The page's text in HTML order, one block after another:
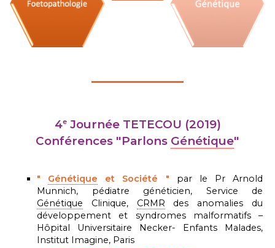
4eJournée TETECOU (2019)
Conférences "Parlons Génétique"
" Génétique et Société " par le Pr Arnold
Munnich, pédiatre généticien, Service de
Génétique Clinique, CRMR des anomalies du
développement et syndromes malformatifs –
Hôpital Universitaire Necker- Enfants Malades,
Institut Imagine, Paris